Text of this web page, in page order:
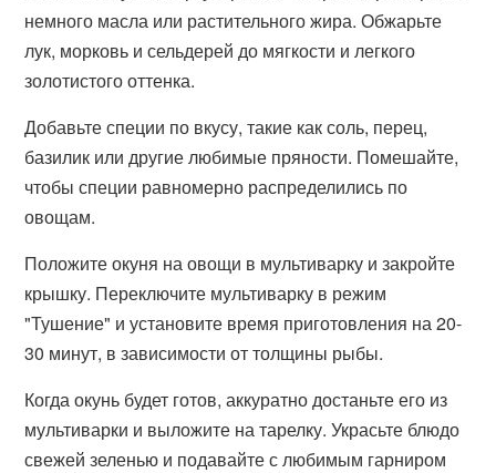
немного масла или растительного жира. Обжарьте
лук, морковь и сельдерей до мягкости и легкого
золотистого оттенка.
Добавьте специи по вкусу, такие как соль, перец,
базилик или другие любимые пряности. Помешайте,
чтобы специи равномерно распределились по
овощам.
Положите окуня на овощи в мультиварку и закройте
крышку. Переключите мультиварку в режим
"Тушение" и установите время приготовления на 20-
30 минут, в зависимости от толщины рыбы.
Когда окунь будет готов, аккуратно достаньте его из
мультиварки и выложите на тарелку. Украсьте блюдо
свежей зеленью и подавайте с любимым гарниром